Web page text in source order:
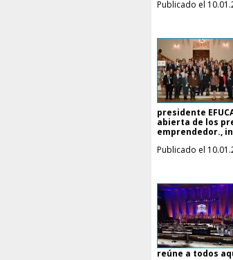
Publicado el
presidente
abierta de los
emprendedor.,
Publicado el
reúne a todos